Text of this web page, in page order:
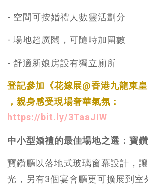
- 空間可按婚禮人數靈活劃分
- 場地超廣闊，可隨時加圍數
- 舒適新娘房設有獨立廁所
登記參加《花嫁展@香港九龍東皇
，親身感受現場奢華氣氛：
https://bit.ly/3TaaJIW
中小型婚禮的最佳場地之選：寶
寶鑽廳以落地式玻璃窗幕設計，
光，另有3個宴會廳更可擴展到室